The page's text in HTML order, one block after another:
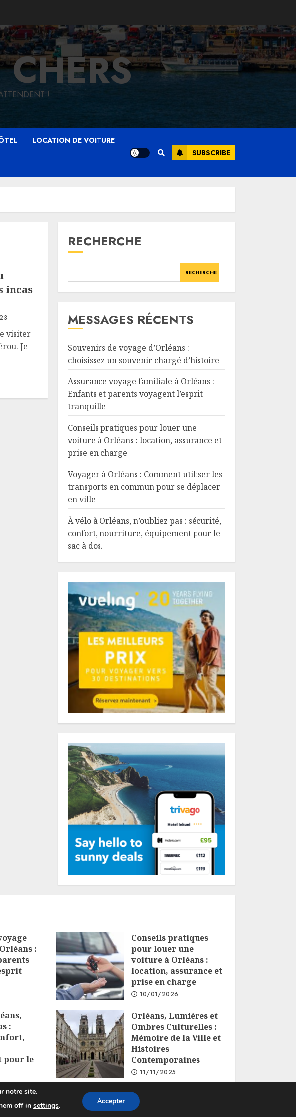
CHERS
!
LOCATION DE VOITURE
SUBSCRIBE
incas
visiter
Je
RECHERCHE
RECHERCHE
MESSAGES RÉCENTS
Souvenirs de voyage d’Orléans :
choisissez un souvenir chargé d’histoire
Assurance voyage familiale à Orléans :
Enfants et parents voyagent l’esprit
tranquille
Conseils pratiques pour louer une
voiture à Orléans : location, assurance et
prise en charge
Voyager à Orléans : Comment utiliser les
transports en commun pour se déplacer
en ville
À vélo à Orléans, n’oubliez pas : sécurité,
confort, nourriture, équipement pour le
sac à dos.
:
Conseils pratiques
pour louer une
voiture à Orléans :
location, assurance et
prise en charge
10/01/2026
:
pour le
Orléans, Lumières et
Ombres Culturelles :
Mémoire de la Ville et
Histoires
Contemporaines
11/11/2025
by AF themes.
notre site.
off in settings. Accepter